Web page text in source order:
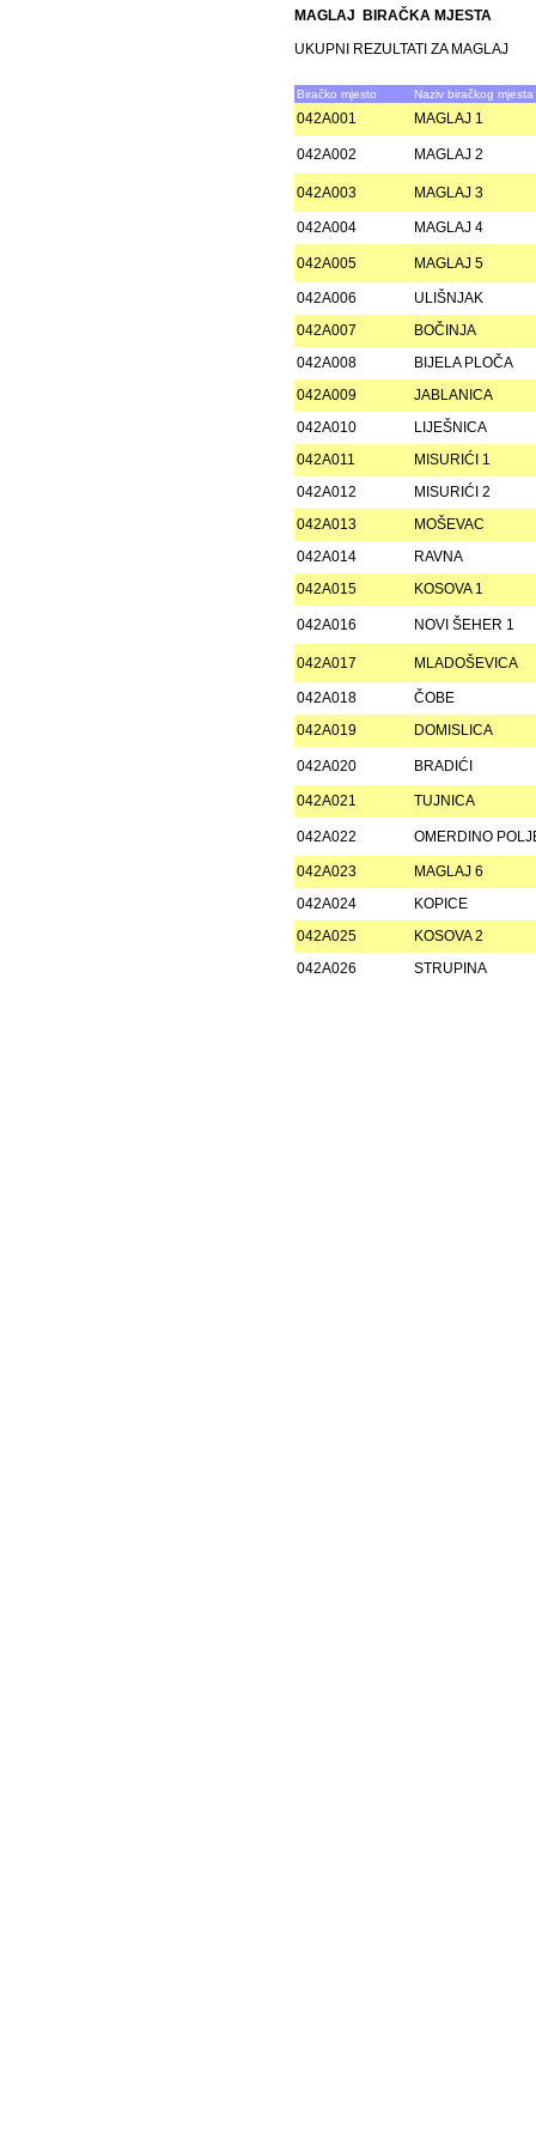
MAGLAJ BIRAČKA MJESTA
UKUPNI REZULTATI ZA MAGLAJ
Biračko mjesto Naziv biračkog mjesta
042A001 MAGLAJ 1
042A002 MAGLAJ 2
042A003 MAGLAJ 3
042A004 MAGLAJ 4
042A005 MAGLAJ 5
042A006
ULIŠNJAK
042A007
BOČINJA
042A008
BIJELA PLOČA
042A009
JABLANICA
042A010
LIJEŠNICA
042A011
MISURIĆI 1
042A012
MISURIĆI 2
042A013
MOŠEVAC
042A014
RAVNA
042A015
KOSOVA 1
042A016 NOVI ŠEHER 1
042A017 MLADOŠEVICA
042A018
ČOBE
042A019
DOMISLICA
042A020 BRADIĆI
042A021 TUJNICA
042A022 OMERDINO
042A023
MAGLAJ 6
042A024
KOPICE
042A025
KOSOVA 2
042A026
STRUPINA